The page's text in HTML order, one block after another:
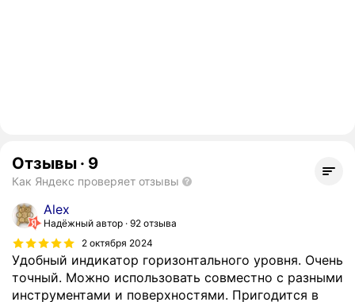
Отзывы · 9
Как Яндекс проверяет отзывы
Alex
Надёжный автор 92 отзыва
2 октября 2024
Удобный индикатор горизонтального уровня. Очень
точный. Можно использовать совместно с разными
инструментами и поверхностями. Пригодится в